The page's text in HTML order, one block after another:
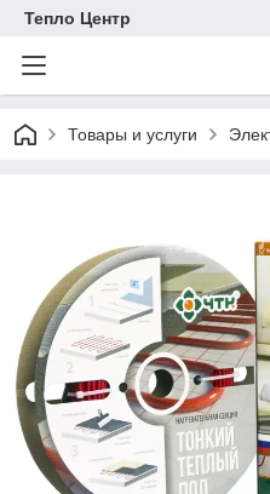
Тепло Центр
Товары и услуги